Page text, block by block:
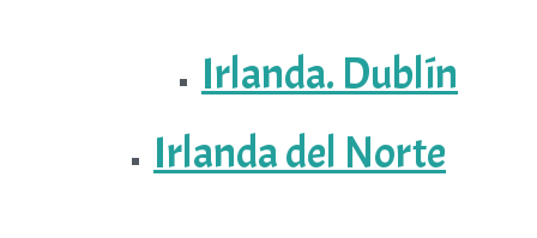
Irlanda. Dublín
Irlanda del Norte